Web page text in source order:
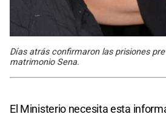
Días atrás confirmaron las prisiones
matrimonio Sena.
El Ministerio necesita esta